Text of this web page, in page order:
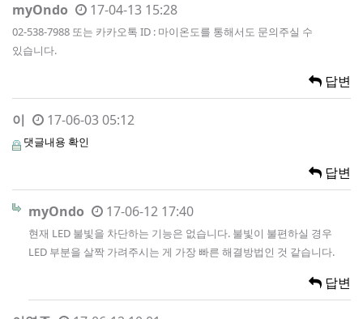
myOndo 17-04-13 15:28
02-538-7988 또는 카카오톡 ID : 마이온도를 통해서도 문의주실 수
있습니다.
답변
이 17-06-03 05:12
댓글내용 확인
답변
myOndo 17-06-12 17:40
현재 LED 불빛을 차단하는 기능은 없습니다. 불빛이 불편하실 경우
LED 부분을 살짝 가려주시는 게 가장 빠른 해결방법인 것 같습니다.
답변